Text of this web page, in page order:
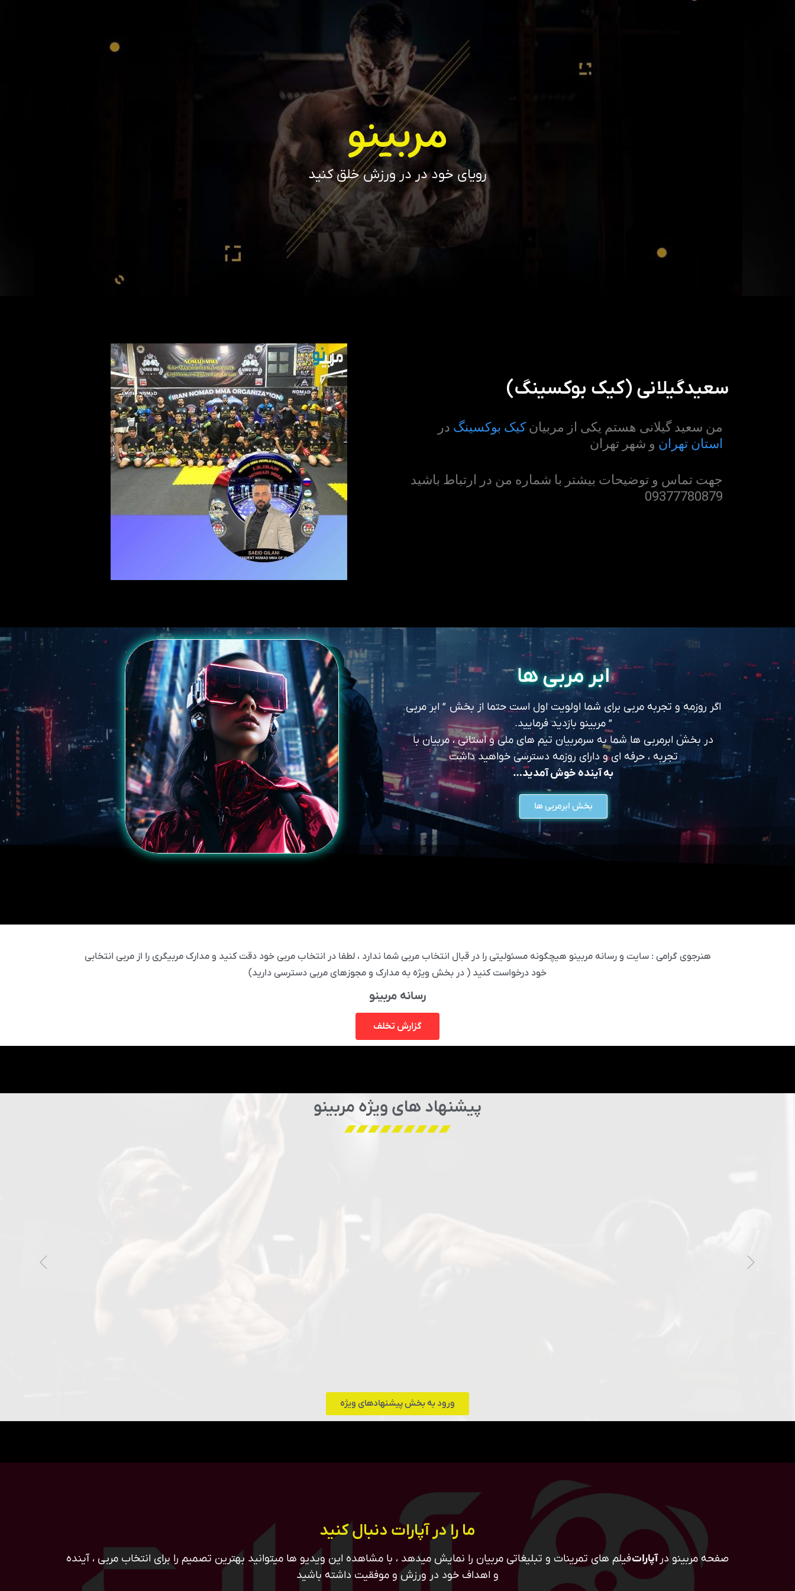
مربینو
رویای خود در در ورزش خلق کنید
سعیدگیلانی (کیک بوکسینگ)
من سعید گیلانی هستم یکی از مربیانکیک بوکسینگ در
استان تهران و شهر تهران
جهت تماس و توضیحات بیشتر با شماره من در ارتباط باشید
09377780879
ابر مربی ها
اگر روزمه و تجربه مربی برای شما اولویت اول است حتما از بخش ” ابر مربی
” مربینو بازدید فرمایید.
در بخش ابرمربی ها شما به سرمربیان تیم های ملی و استانی ، مربیان با
تجربه ، حرفه ای و دارای روزمه دسترسی خواهید داشت
به آینده خوش آمدید…
بخش ابرمربی ها
هنرجوی گرامی : سایت و رسانه مربینو هیچگونه مسئولیتی را در قبال انتخاب مربی شما ندارد ، لطفا در انتخاب مربی خود دقت کنید و مدارک مربیگری را از مربی انتخابی
خود درخواست کنید ( در بخش ویژه به مدارک و مجوزهای مربی دسترسی دارید)
رسانه مربینو
گزارش تخلف
پیشنهاد های ویژه مربینو
ورود به بخش پیشنهادهای ویژه
ما را در آپارات دنبال کنید
صفحه مربینو در آپاراتفیلم های تمرینات و تبلیغاتی مربیان را نمایش میدهد ، با مشاهده این ویدیو ها میتوانید بهترین تصمیم را برای انتخاب مربی ، آینده
و اهداف خود در ورزش و موفقیت داشته باشید